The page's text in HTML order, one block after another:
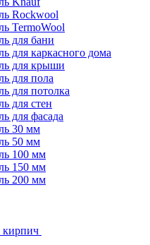
Rockwool
TermoWool
для бани
для каркасного дома
для крыши
для пола
для потолка
для стен
для фасада
30 мм
50 мм
100 мм
150 мм
200 мм